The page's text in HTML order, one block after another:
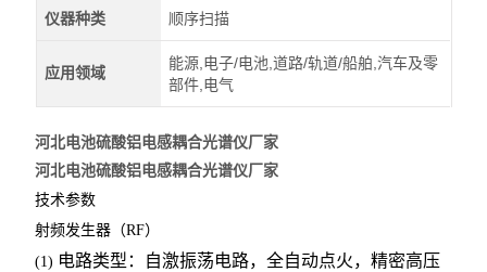
仪器种类 顺序扫描
应用领域
能源,电子/电池,道路/轨道/船舶,汽车及零
部件,电气
河北电池硫酸铝电感耦合光谱仪厂家
河北电池硫酸铝电感耦合光谱仪厂家
技术参数
射频发生器（RF）
(1) 电路类型：自激振荡电路，全自动点火，精密高压